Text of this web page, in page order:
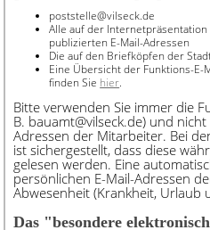
poststelle@vilseck.de
Alle auf der
publizierten E-Mail-Adressen
Die auf den Briefköpfen der
Eine Übersicht der Funktions-E-
finden Sie hier
Bitte verwenden Sie immer die
B. bauamt@vilseck.de) und
Adressen der Mitarbeiter. Bei
ist sichergestellt, dass diese
gelesen werden. Eine
persönlichen E-Mail-Adressen
Abwesenheit (Krankheit, Urlaub
Das "besondere